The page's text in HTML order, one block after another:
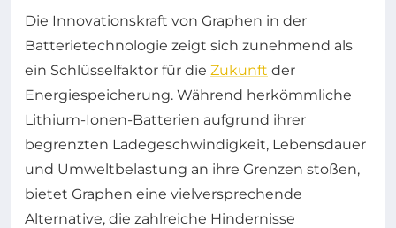
Die Innovationskraft von Graphen in der
Batterietechnologie zeigt sich zunehmend als
ein Schlüsselfaktor für die Zukunft der
Energiespeicherung. Während herkömmliche
Lithium-Ionen-Batterien aufgrund ihrer
begrenzten Ladegeschwindigkeit, Lebensdauer
und Umweltbelastung an ihre Grenzen stoßen,
bietet Graphen eine vielversprechende
Alternative, die zahlreiche Hindernisse